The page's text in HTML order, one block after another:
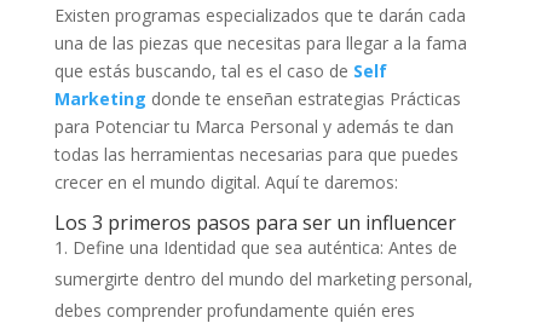
Existen programas especializados que te darán cada
una de las piezas que necesitas para llegar a la fama
que estás buscando, tal es el caso de Self
Marketing donde te enseñan estrategias Prácticas
para Potenciar tu Marca Personal y además te dan
todas las herramientas necesarias para que puedes
crecer en el mundo digital. Aquí te daremos:
Los 3 primeros pasos para ser un influencer
Define una Identidad que sea auténtica: Antes de
sumergirte dentro del mundo del marketing personal,
debes comprender profundamente quién eres